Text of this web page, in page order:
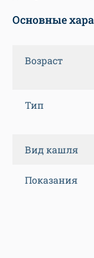
Основные
Возраст
Тип
Вид кашля
Показания